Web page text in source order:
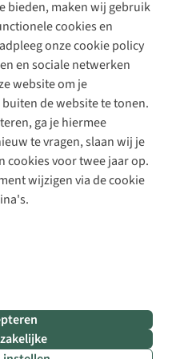
bieden, maken wij gebruik
cookies en
onze cookie policy
en sociale netwerken
website om je
de website te tonen.
ga je hiermee
te vragen, slaan wij je
cookies voor twee jaar op.
wijzigen via de cookie
us
Algemene voorwaarden